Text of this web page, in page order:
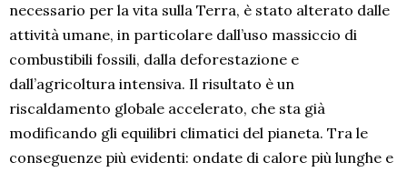
necessario per la vita sulla Terra, è stato alterato dalle
attività umane, in particolare dall’uso massiccio di
combustibili fossili, dalla deforestazione e
dall’agricoltura intensiva. Il risultato è un
riscaldamento globale accelerato, che sta già
modificando gli equilibri climatici del pianeta. Tra le
conseguenze più evidenti: ondate di calore più lunghe e